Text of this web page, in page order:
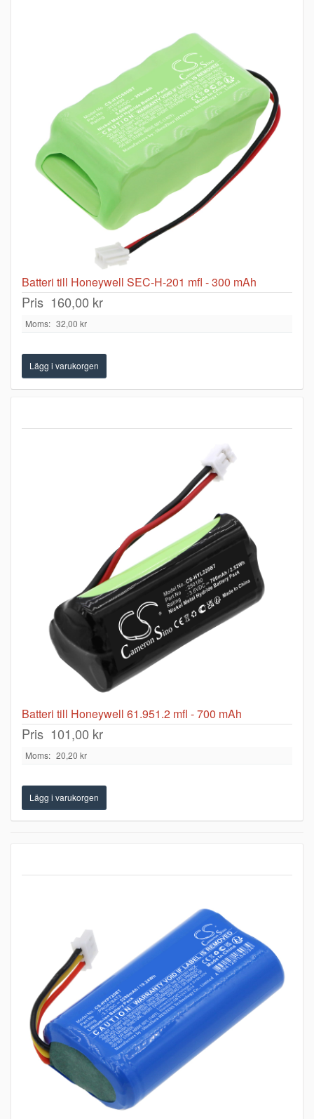
Batteri till Honeywell SEC-H-201 mfl - 300 mAh
Pris 160,00 kr
Moms: 32,00 kr
Batteri till Honeywell 61.951.2 mfl - 700 mAh
Pris 101,00 kr
Moms: 20,20 kr